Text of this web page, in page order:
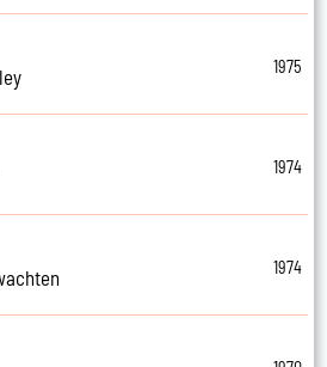
1975
1974
1974